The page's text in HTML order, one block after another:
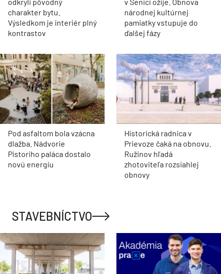
odkryli pôvodný
charakter bytu.
Výsledkom je interiér plný
kontrastov
v Senici ožije. Obnova
národnej kultúrnej
pamiatky vstupuje do
ďalšej fázy
Pod asfaltom bola vzácna
dlažba. Nádvorie
Pistoriho paláca dostalo
novú energiu
Historická radnica v
Prievoze čaká na obnovu.
Ružinov hľadá
zhotoviteľa rozsiahlej
obnovy
STAVEBNÍCTVO